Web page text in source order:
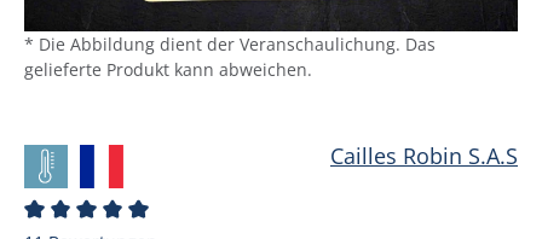
* Die Abbildung dient der Veranschaulichung. Das
gelieferte Produkt kann abweichen.
Cailles Robin S.A.S